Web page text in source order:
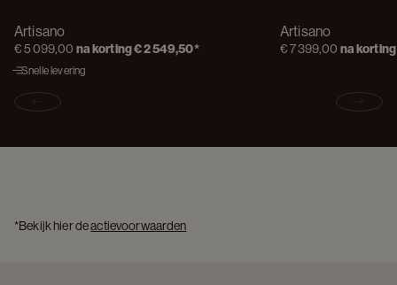
Artisano
€ 5 099,00 na korting€ 2 549,50*
Snelle levering
Artisano
€ 7 399,00 na korting
Previous slide Next
*Bekijk hier de actievoorwaarden